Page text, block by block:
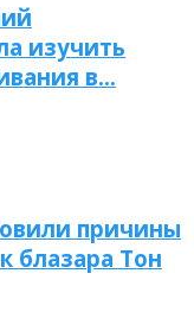
изучить
в…
причины
блазара Тон